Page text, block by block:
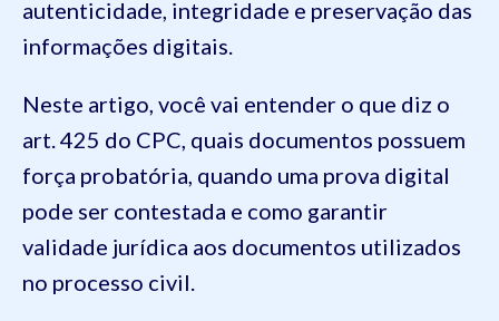
autenticidade, integridade e preservação das
informações digitais.
Neste artigo, você vai entender o que diz o
art. 425 do CPC, quais documentos possuem
força probatória, quando uma prova digital
pode ser contestada e como garantir
validade jurídica aos documentos utilizados
no processo civil.